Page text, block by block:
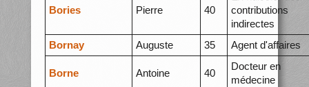
Bories Pierre 40
contributions
indirectes
Bornay
Auguste 35 Agent d'affaires
Borne Antoine 40
Docteur en
médecine